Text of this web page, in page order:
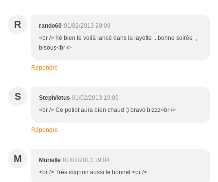
R rando60 01/02/2013 20:09
<br /> hé bien te voilà lancé dans la layette ...bonne soirée ,
bisous<br />
Répondre
S Steph/lotus 01/02/2013 19:09
<br /> Ce petiot aura bien chaud :) bravo bizzz<br />
Répondre
M Murielle 01/02/2013 19:04
<br /> Très mignon aussi le bonnet.<br />